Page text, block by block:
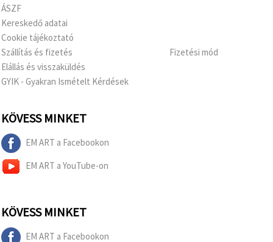
ÁSZF
Kereskedő adatai
Cookie tájékoztató
Szállítás és fizetés
Elállás és visszaküldés
GYIK - Gyakran Ismételt Kérdések
Fizetési mód
KÖVESS MINKET
EM ART a Facebookon
EM ART a YouTube-on
KÖVESS MINKET
EM ART a Facebookon